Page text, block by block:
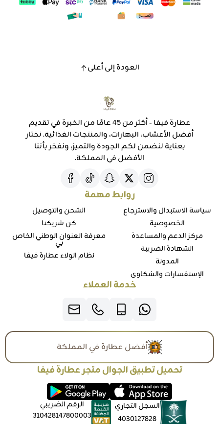
العودة إلى أعلى
عطارة فيفا - أكثر من 45 عامًا من الخبرة في تقديم
أفضل الأعشاب، البهارات، والمنتجات الغذائية. نختار
بعناية لنضمن لكم الجودة والتميز، ونفخر بأننا
الأفضل في المملكة.
روابط مهمة
سياسة الاستبدال والاسترجاع
الخصوصية
مركز الدعم والمساعدة
الشهادة الضريبة
المدونة
الإستفسارات والشكاوي
الشحن والتوصيل
كن شريكنا
معرفة العنوان الوطني الخاص
بي
نظام الولاء عطارة فيفا
خدمة العملاء
أفضل عطارة في المملكة
تحميل تطبيق الجوال متجر عطارة فيفا
السجل التجاري
4030127828
الرقم الضريبي
310428147800003